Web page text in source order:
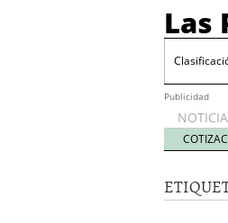
Las
Publicidad